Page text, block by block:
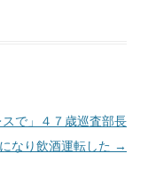
スで」４７歳巡査部長
なり飲酒運転した →